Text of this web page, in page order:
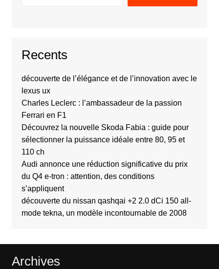
Recents
découverte de l’élégance et de l’innovation avec le
lexus ux
Charles Leclerc : l’ambassadeur de la passion
Ferrari en F1
Découvrez la nouvelle Skoda Fabia : guide pour
sélectionner la puissance idéale entre 80, 95 et
110 ch
Audi annonce une réduction significative du prix
du Q4 e-tron : attention, des conditions
s’appliquent
découverte du nissan qashqai +2 2.0 dCi 150 all-
mode tekna, un modèle incontournable de 2008
Archives